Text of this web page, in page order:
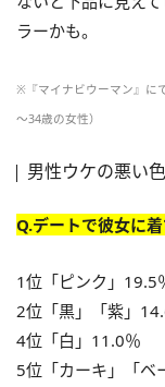
ラーかも。
※『マイナビウーマン』に
～34歳の女性）
男性ウケの悪い色
Q.デートで彼女に
1位「ピンク」19.5
2位「黒」「紫」
4位「白」11.0％
5位「カーキ」「ベ